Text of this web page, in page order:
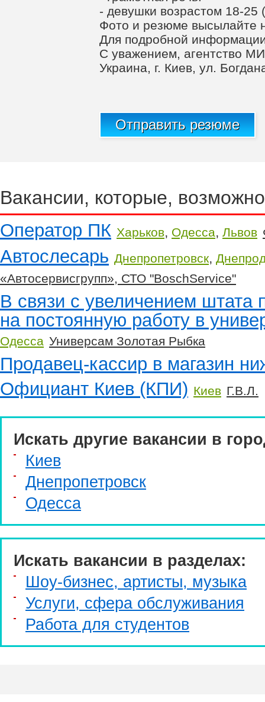
- девушки возрастом 18-25
Фото и резюме высылайте
Для подробной
C уважением, агентство
Украина, г. Киев, ул.
Отправить резюме
Вакансии, которые,
Оператор ПК Харьков, Одесса, Львов
Автослесарь Днепропетровск,
«Автосервисгрупп», СТО "BoschService"
В связи с увеличением штата
на постоянную работу в
Одесса Универсам Золотая Рыбка
Продавец-кассир в магазин
Официант Киев (КПИ) Киев Г.В.Л.
Искать другие вакансии в
Киев
Днепропетровск
Одесса
Искать вакансии в разделах:
Шоу-бизнес, артисты, музыка
Услуги, cфера обслуживания
Работа для студентов